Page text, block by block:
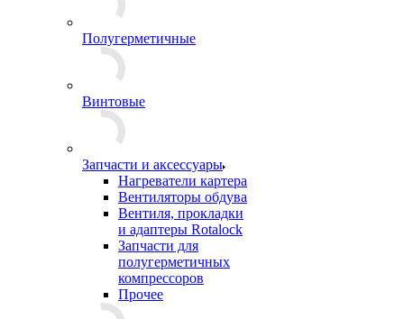
Полугерметичные
Винтовые
Запчасти и аксессуары
Нагреватели картера
Вентиляторы обдува
Вентиля, прокладки
и адаптеры Rotalock
Запчасти для
полугерметичных
компрессоров
Прочее